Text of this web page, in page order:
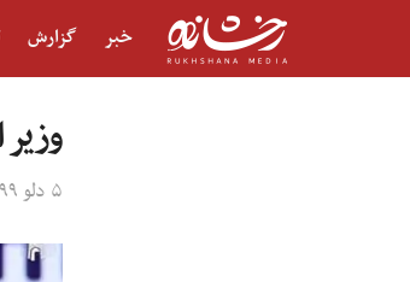
خبر گزارش
۵ دلو ۱۳۹۹